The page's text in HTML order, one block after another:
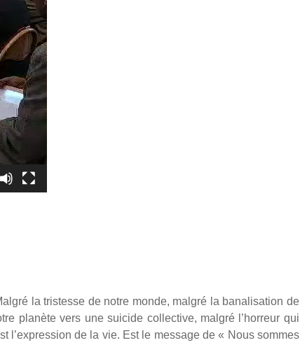
la tris­tesse de notre monde, mal­gré la bana­li­sa­tion de
pla­nète vers une sui­cide col­lec­tive, mal­gré l’horreur qui
l’expression de la vie. Est le mes­sage de « Nous sommes